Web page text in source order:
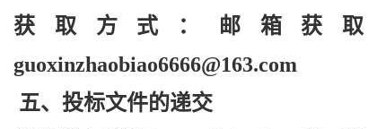
获取方式：邮箱获取
guoxinzhaobiao6666@163.com
五、投标文件的递交